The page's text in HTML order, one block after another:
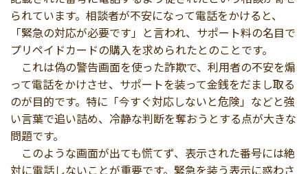
られています。相談者が不安になって電話をかけると、
「緊急の対応が必要です」と言われ、サポート料の名目で
プリペイドカードの購入を求められたとのことです。
これは偽の警告画面を使った詐欺で、利用者の不安を煽
って電話をかけさせ、サポートを装って金銭をだまし取る
のが目的です。特に「今すぐ対応しないと危険」などと強
い言葉で追い詰め、冷静な判断を奪おうとする点が大きな
問題です。
このような画面が出ても慌てず、表示された番号には絶
対に電話しないことが重要です。緊急を装う表示に惑わさ